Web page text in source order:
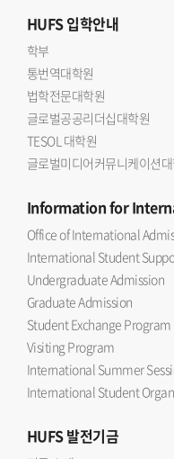
HUFS입학안내
학부
통번역대학원
법학전문대학원
글로벌공공리더십대학원
TESOL 대학원
글로벌미디어커뮤니케이션
Informationfor
Office of International
International Student
Undergraduate Admission
Graduate Admission
Student Exchange Program
Visiting Program
International Summer
International Student
HUFS발전기금